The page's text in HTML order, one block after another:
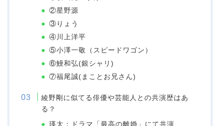
②星野源
③りょう
④川上洋平
⑤小澤一敬（スピードワゴン）
⑥鰻和弘(銀シャリ)
⑦福尾誠(まことお兄さん)
綾野剛に似てる俳優や芸能人との共演歴はあ
る？
瑛太：ドラマ「最高の離婚」にて共演